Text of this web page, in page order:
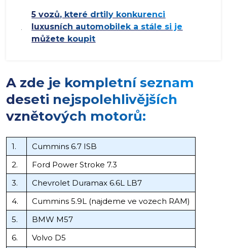
5 vozů, které drtily konkurenci
luxusních automobilek a stále si je
můžete koupit
A zde je kompletní seznam
deseti nejspolehlivějších
vznětových motorů:
1.
Cummins 6.7 ISB
2.
Ford Power Stroke 7.3
3.
Chevrolet Duramax 6.6L LB7
4.
Cummins 5.9L (najdeme ve vozech RAM)
5.
BMW M57
6.
Volvo D5